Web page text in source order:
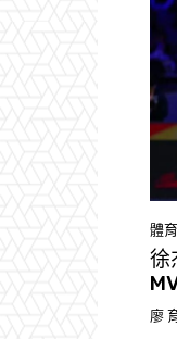
體
徐
廖